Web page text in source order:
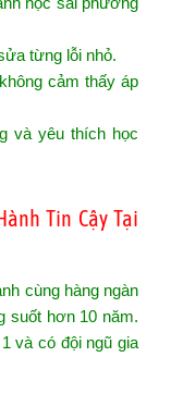
từng lỗi nhỏ.
cảm thấy áp
và yêu thích học
Tin Cậy Tại
cùng hàng ngàn
suốt hơn 10 năm.
và có đội ngũ gia